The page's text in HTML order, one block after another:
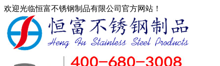
欢迎光临恒富不锈钢制品有限公司官方网站！